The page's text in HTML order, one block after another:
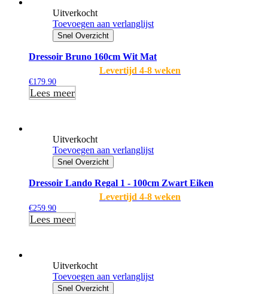
Uitverkocht
Toevoegen aan verlanglijst
Snel Overzicht
Dressoir Bruno 160cm Wit Mat
Levertijd 4-8 weken
€179.90
Lees meer
Uitverkocht
Toevoegen aan verlanglijst
Snel Overzicht
Dressoir Lando Regal 1 - 100cm Zwart Eiken
Levertijd 4-8 weken
€259.90
Lees meer
Uitverkocht
Toevoegen aan verlanglijst
Snel Overzicht